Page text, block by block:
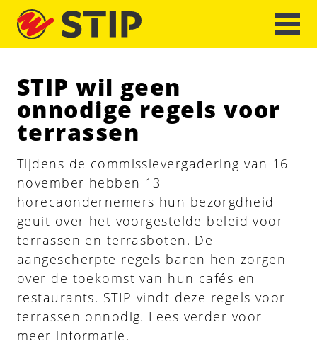
STIP wil geen
onnodige regels voor
terrassen
Tijdens de commissievergadering van 16
november hebben 13
horecaondernemers hun bezorgdheid
geuit over het voorgestelde beleid voor
terrassen en terrasboten. De
aangescherpte regels baren hen zorgen
over de toekomst van hun cafés en
restaurants. STIP vindt deze regels voor
terrassen onnodig. Lees verder voor
meer informatie.